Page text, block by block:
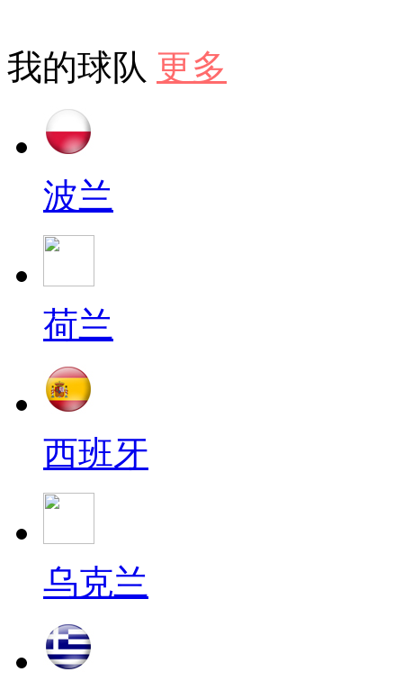
我的球队 更多
波兰
荷兰
西班牙
乌克兰